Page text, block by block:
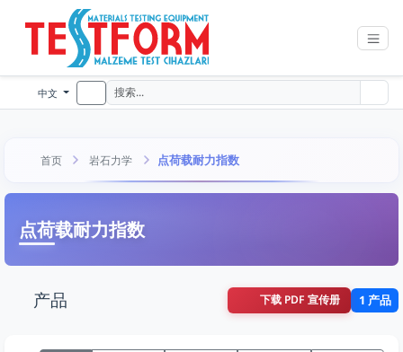
中文
首页 岩石力学 点荷载耐力指数
点荷载耐力指数
产品 下载 PDF 宣传册 1 产品